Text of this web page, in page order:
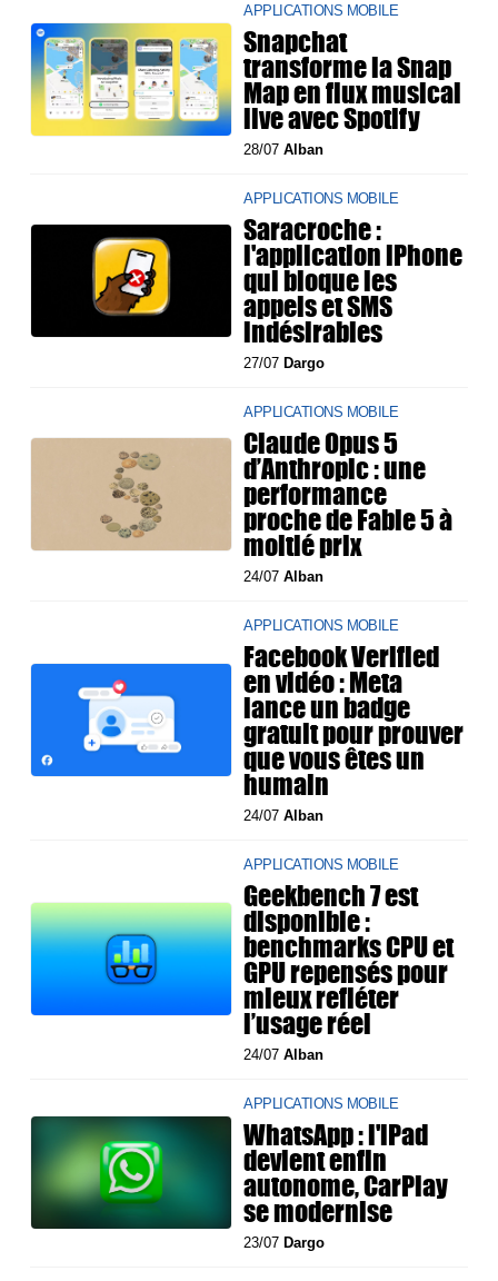
APPLICATIONS MOBILE
Snapchat
transforme la Snap
Map en flux musical
live avec Spotify
28/07Alban
APPLICATIONS MOBILE
Saracroche :
l'application iPhone
qui bloque les
appels et SMS
indésirables
27/07 Dargo
APPLICATIONS MOBILE
Claude Opus 5
d’Anthropic : une
performance
proche de Fable 5 à
moitié prix
24/07Alban
APPLICATIONS MOBILE
Facebook Verified
en vidéo : Meta
lance un badge
gratuit pour prouver
que vous êtes un
humain
24/07Alban
APPLICATIONS MOBILE
Geekbench 7 est
disponible :
benchmarks CPU et
GPU repensés pour
mieux refléter
l’usage réel
24/07Alban
APPLICATIONS MOBILE
WhatsApp : l'iPad
devient enfin
autonome, CarPlay
se modernise
23/07 Dargo